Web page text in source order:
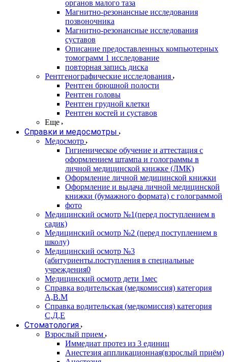
органов малого таза
Магнитно-резонансные исследования
позвоночника
Магнитно-резонансные исследования
суставов
Описание предоставленных компьютерных
томограмм 1 исследование
повторная запись диска
Рентгенографические исследования
Рентген брюшной полости
Рентген головы
Рентген грудной клетки
Рентген костей и суставов
Еще
Справки и медосмотры
Медосмотр
Гигиеническое обучение и аттестация с
оформлением штампа и голограммы в
личной медицинской книжке (ЛМК)
Оформление личной медицинской книжки
Оформление и выдача личной медицинской
книжки (бумажного формата) с голограммой
фото
Медицинский осмотр №1(перед поступлением в
садик)
Медицинский осмотр №2 (перед поступлением в
школу)
Медицинский осмотр №3
(абитуриенты.поступления в специальные
учреждения0
Медицинский осмотр дети 1мес
Справка водительская (медкомиссия) категория
А,В.М
Справка водительская (медкомиссия) категория
С,Д,Е
Стоматология
Взрослый прием
Иммедиат протез из 3 единиц
Анестезия аппликационная(взрослый приём)